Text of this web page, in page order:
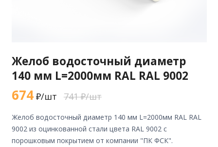
Желоб водосточный диаметр
140 мм L=2000мм RAL RAL 9002
674₽/шт 741 ₽/шт
желоб водосточный диаметр 140 мм L=2000мм RAL RAL
9002 из оцинкованной стали цвета RAL 9002 с
порошковым покрытием от компании "ПК ФСК".